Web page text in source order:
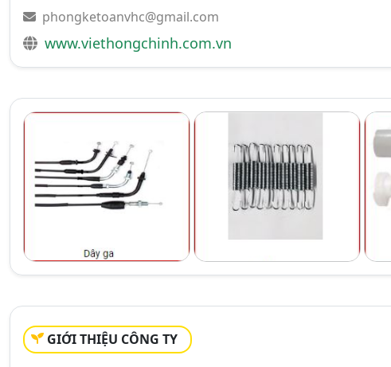
phongketoanvhc@gmail.com
www.viethongchinh.com.vn
GIỚI THIỆU CÔNG TY